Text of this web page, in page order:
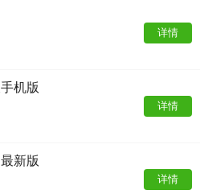
详情
详情
机版
详情
新版